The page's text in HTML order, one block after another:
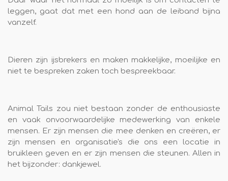
leggen, gaat dat met een hond aan de leiband bijna
vanzelf.
Dieren zijn ijsbrekers en maken makkelijke, moeilijke en
niet te bespreken zaken toch bespreekbaar.
Animal Tails zou niet bestaan zonder de enthousiaste
en vaak onvoorwaardelijke medewerking van enkele
mensen. Er zijn mensen die mee denken en creëren, er
zijn mensen en organisatie's die ons een locatie in
bruikleen geven en er zijn mensen die steunen. Allen in
het bijzonder: dankjewel.